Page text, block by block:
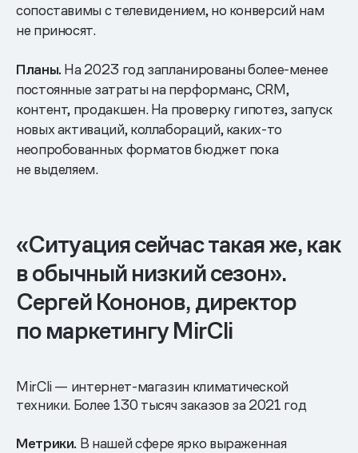
сопоставимы с телевидением, но конверсий нам
не приносят.
Планы. На 2023 год запланированы более-менее
постоянные затраты на перформанс, CRM,
контент, продакшен. На проверку гипотез, запуск
новых активаций, коллабораций, каких-то
неопробованных форматов бюджет пока
не выделяем.
«Ситуация сейчас такая же, как
в обычный низкий сезон».
Сергей Кононов, директор
по маркетингу MirCli
MirCli — интернет-магазин климатической
техники. Более 130 тысяч заказов за 2021 год
Метрики. В нашей сфере ярко выраженная